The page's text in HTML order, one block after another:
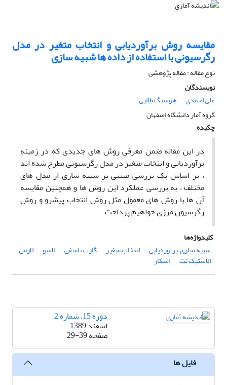
مقایسه روش برآوردیابی و انتخاب متغیر در مدل
رگرسیونی با استفاده از داده ها شبیه سازی
نوع مقاله : مقاله پژوهشی
نویسندگان
علی احمدی
هوشنگ طالبی
گروه آمار دانشگاه اصفهان
چکیده
در این مقاله ضمن معرفی روش های جدیدی که در زمینه
برآوردیابی و انتخاب متغیر در مدل رگرسیونی مطرح شده اند
، بر اساس یک بررسی مبتنی بر شبیه سازی از مدل های
مختلف ، به بررسی عملکرد این روش ها و همچنین مقایسه
آن ها با روش های معمول مثل روش انتخاب پیشرو و روش
رگرسیون مرزی خواهیم پرداخت .
کلیدواژه‌ها
شبیه سازی.برآوردیابی
انتخاب متغیر گارت نامنفی لاسو لارس
الاستیک نت اسکار
دوره 15، شماره 2
اسفند 1389
صفحه29-39
فایل ها